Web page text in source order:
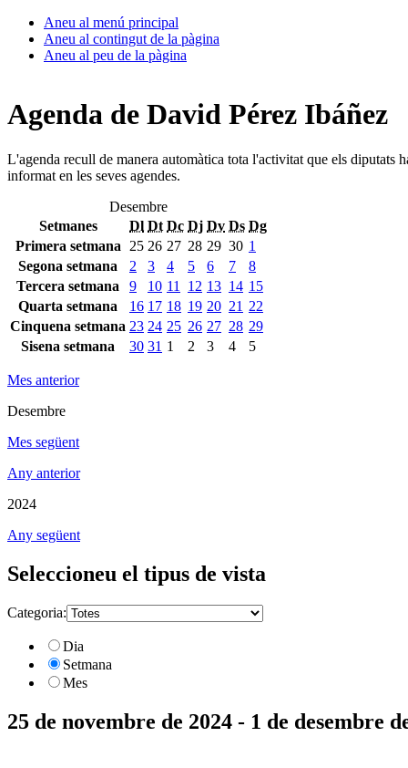
Aneu al menú principal
Aneu al contingut de la pàgina
Aneu al peu de la pàgina
Agenda de David Pérez Ibáñez
L'agenda recull de manera automàtica tota l'activitat que els diputats
informat en les seves agendes.
Desembre
Setmanes
Dl Dt Dc Dj Dv Ds Dg
Primera setmana
25 26 27 28 29 30 1
Segona setmana
2 3 4 5 6 7
8
Tercera setmana
9 10 11 12 13 14 15
Quarta setmana
16 17 18 19 20 21 22
Cinquena setmana 23 24 25 26 27 28 29
Sisena setmana
30 31 1 2 3 4 5
Mes anterior
Desembre
Mes següent
Any anterior
2024
Any següent
Seleccioneu el tipus de vista
Categoria:
Dia
Setmana
Mes
25 de novembre de 2024 - 1 de desembre